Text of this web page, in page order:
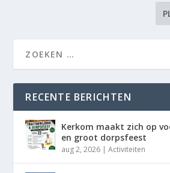
RECENTE BERICHTEN
Kerkom maakt zich op
en groot dorpsfeest
aug 2, 2026 |Activiteiten